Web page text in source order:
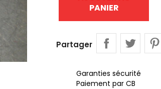
PANIER
Partager
Garanties sécurité
Paiement par CB